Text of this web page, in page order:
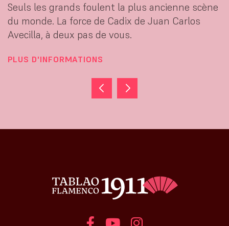
Seuls les grands foulent la plus ancienne scène
du monde. La force de Cadix de Juan Carlos
Avecilla, à deux pas de vous.
PLUS D'INFORMATIONS